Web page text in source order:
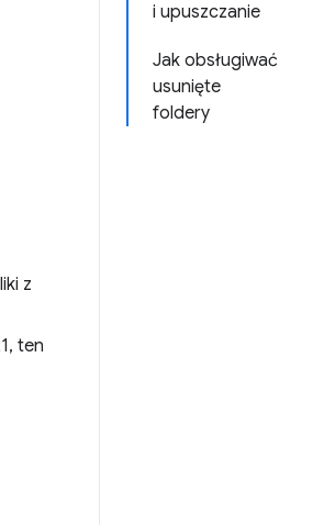
i upuszczanie
Jak obsługiwać
usunięte
foldery
z
ten